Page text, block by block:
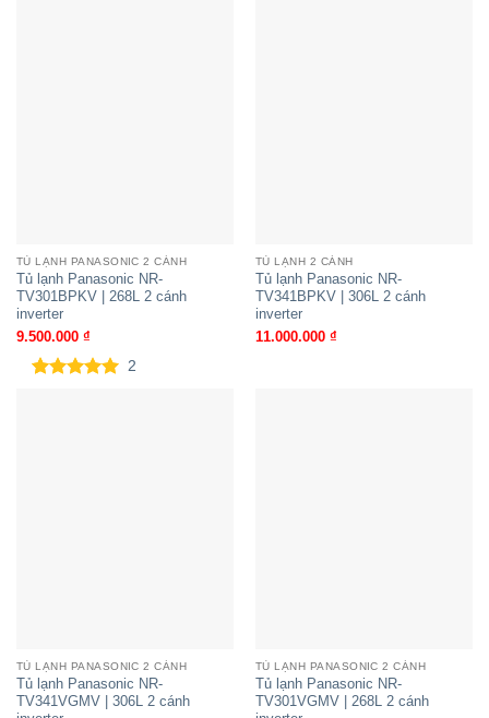
TỦ LẠNH PANASONIC 2 CÁNH
Tủ lạnh Panasonic NR-
TV301BPKV | 268L 2 cánh
inverter
9.500.000 ₫
2
TỦ LẠNH 2 CÁNH
Tủ lạnh Panasonic NR-
TV341BPKV | 306L 2 cánh
inverter
11.000.000 ₫
TỦ LẠNH PANASONIC 2 CÁNH
Tủ lạnh Panasonic NR-
TV341VGMV | 306L 2 cánh
TỦ LẠNH PANASONIC 2 CÁNH
Tủ lạnh Panasonic NR-
TV301VGMV | 268L 2 cánh